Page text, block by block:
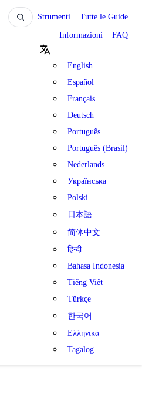
Strumenti Tutte le Guide
Informazioni FAQ
English
Español
Français
Deutsch
Português
Português (Brasil)
Nederlands
Українська
Polski
日本語
简体中文
हिन्दी
Bahasa Indonesia
Tiếng Việt
Türkçe
한국어
Ελληνικά
Tagalog